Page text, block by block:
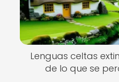
Lenguas celtas
de lo que se